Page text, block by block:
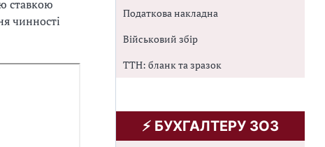
ставкою
чинності
Податкова накладна
Військовий збір
ТТН: бланк та зразок
⚡️ БУХГАЛТЕРУ ЗОЗ